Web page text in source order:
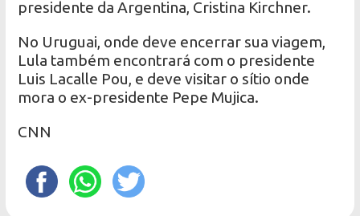
presidente da Argentina, Cristina Kirchner.
No Uruguai, onde deve encerrar sua viagem,
Lula também encontrará com o presidente
Luis Lacalle Pou, e deve visitar o sítio onde
mora o ex-presidente Pepe Mujica.
CNN